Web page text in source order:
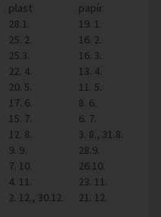
plast
papír
28.1.
19. 1.
25. 2.
16. 2.
25.3.
16. 3.
22. 4.
13. 4.
20. 5.
11. 5.
17. 6.
8. 6.
15. 7.
6. 7.
12. 8.
3. 8., 31.8.
9. 9.
28.9.
7. 10.
26.10.
4. 11.
23. 11.
2. 12., 30.12. 21. 12.